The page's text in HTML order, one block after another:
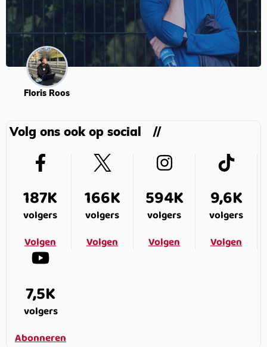
Floris Roos
Volg ons ook op social
187K
volgers
Volgen
166K
volgers
Volgen
594K
volgers
Volgen
9,6K
volgers
Volgen
7,5K
volgers
Abonneren